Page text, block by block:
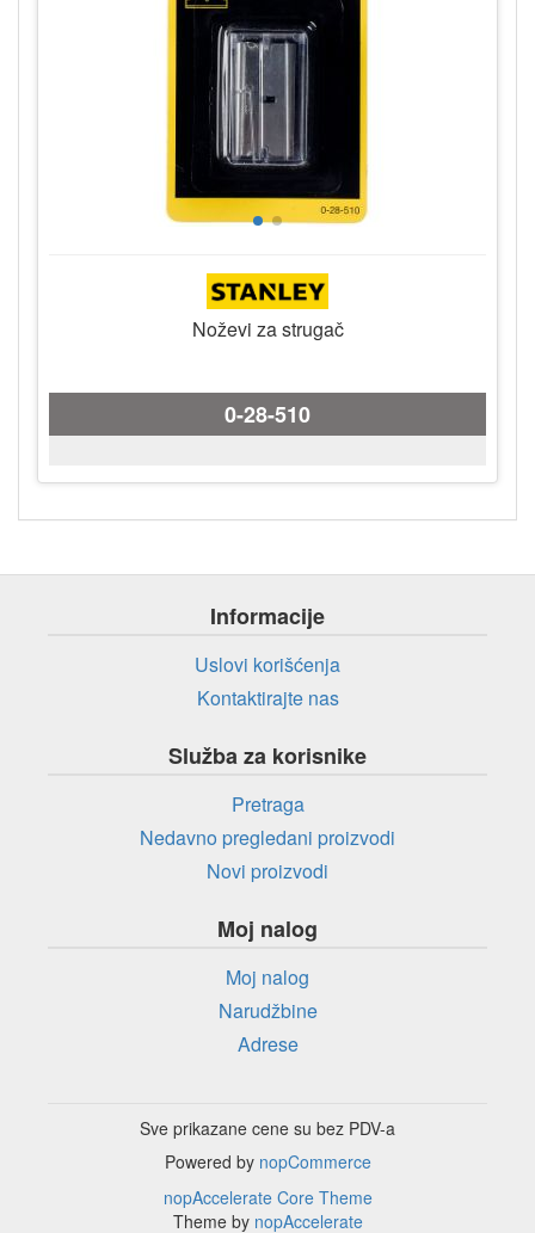
Noževi za strugač
0-28-510
Informacije
Uslovi korišćenja
Kontaktirajte nas
Služba za korisnike
Pretraga
Nedavno pregledani proizvodi
Novi proizvodi
Moj nalog
Moj nalog
Narudžbine
Adrese
Sve prikazane cene su bez PDV-a
Powered by nopCommerce
nopAccelerate Core Theme
Theme by nopAccelerate